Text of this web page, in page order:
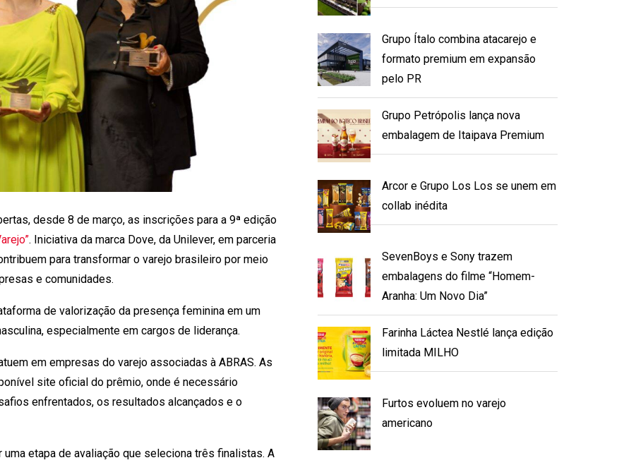
desde 8 de março, as inscrições para a 9ª edição
. Iniciativa da marca Dove, da Unilever, em parceria
para transformar o varejo brasileiro por meio
e comunidades.
de valorização da presença feminina em um
especialmente em cargos de liderança.
em empresas do varejo associadas à ABRAS. As
site oficial do prêmio, onde é necessário
enfrentados, os resultados alcançados e o
etapa de avaliação que seleciona três finalistas. A
Grupo Ítalo combina atacarejo e
formato premium em expansão
pelo PR
Grupo Petrópolis lança nova
embalagem de Itaipava Premium
Arcor e Grupo Los Los se unem em
collab inédita
SevenBoys e Sony trazem
embalagens do filme “Homem-
Aranha: Um Novo Dia”
Farinha Láctea Nestlé lança edição
limitada MILHO
Furtos evoluem no varejo
americano